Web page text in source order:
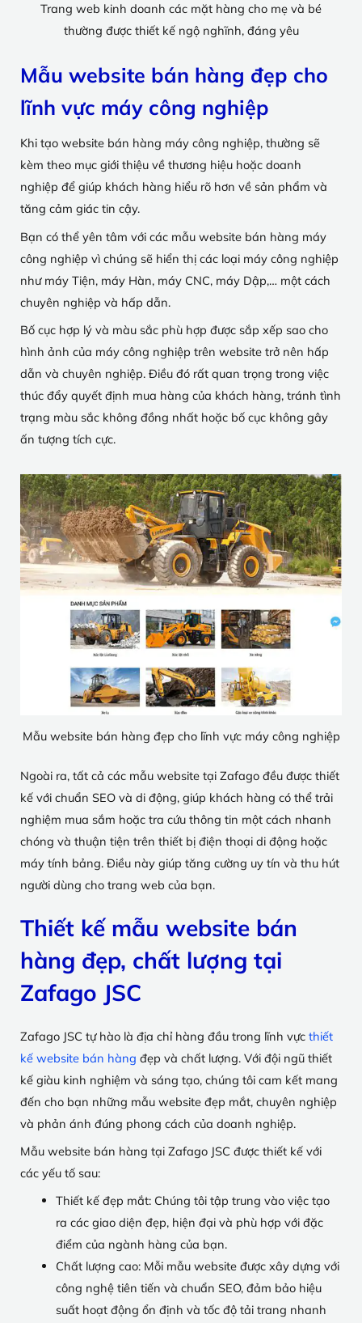
Trang web kinh doanh các mặt hàng cho mẹ và bé
thường được thiết kế ngộ nghĩnh, đáng yêu
Mẫu website bán hàng đẹp cho
lĩnh vực máy công nghiệp
Khi tạo website bán hàng máy công nghiệp, thường sẽ
kèm theo mục giới thiệu về thương hiệu hoặc doanh
nghiệp để giúp khách hàng hiểu rõ hơn về sản phẩm và
tăng cảm giác tin cậy.
Bạn có thể yên tâm với các mẫu website bán hàng máy
công nghiệp vì chúng sẽ hiển thị các loại máy công nghiệp
như máy Tiện, máy Hàn, máy CNC, máy Dập,… một cách
chuyên nghiệp và hấp dẫn.
Bố cục hợp lý và màu sắc phù hợp được sắp xếp sao cho
hình ảnh của máy công nghiệp trên website trở nên hấp
dẫn và chuyên nghiệp. Điều đó rất quan trọng trong việc
thúc đẩy quyết định mua hàng của khách hàng, tránh tình
trạng màu sắc không đồng nhất hoặc bố cục không gây
ấn tượng tích cực.
Mẫu website bán hàng đẹp cho lĩnh vực máy công nghiệp
Ngoài ra, tất cả các mẫu website tại Zafago đều được thiết
kế với chuẩn SEO và di động, giúp khách hàng có thể trải
nghiệm mua sắm hoặc tra cứu thông tin một cách nhanh
chóng và thuận tiện trên thiết bị điện thoại di động hoặc
máy tính bảng. Điều này giúp tăng cường uy tín và thu hút
người dùng cho trang web của bạn.
Thiết kế mẫu website bán
hàng đẹp, chất lượng tại
Zafago JSC
Zafago JSC tự hào là địa chỉ hàng đầu trong lĩnh vực thiết
kế website bán hàng đẹp và chất lượng. Với đội ngũ thiết
kế giàu kinh nghiệm và sáng tạo, chúng tôi cam kết mang
đến cho bạn những mẫu website đẹp mắt, chuyên nghiệp
và phản ánh đúng phong cách của doanh nghiệp.
Mẫu website bán hàng tại Zafago JSC được thiết kế với
các yếu tố sau:
Thiết kế đẹp mắt: Chúng tôi tập trung vào việc tạo
ra các giao diện đẹp, hiện đại và phù hợp với đặc
điểm của ngành hàng của bạn.
Chất lượng cao: Mỗi mẫu website được xây dựng với
công nghệ tiên tiến và chuẩn SEO, đảm bảo hiệu
suất hoạt động ổn định và tốc độ tải trang nhanh